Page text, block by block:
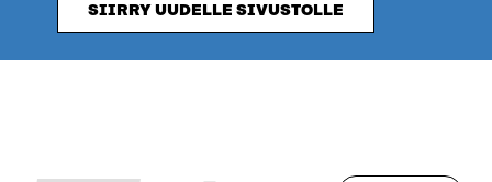
SIIRRY UUDELLE SIVUSTOLLE